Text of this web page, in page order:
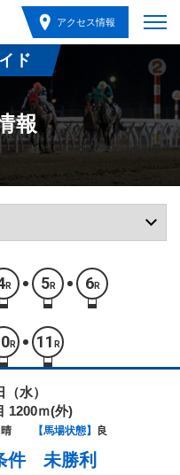
アクセス情報
ド
報
R 5R 6R
R 11 R
水）
1200ｍ(外)
晴 【馬場状態】 良
件 未勝利